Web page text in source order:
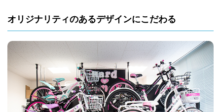
オリジナリティのあるデザインにこだわる